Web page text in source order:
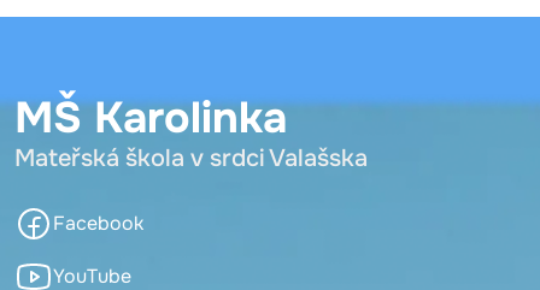
MŠ Karolinka
Mateřská škola v srdci Valašska
Facebook
YouTube